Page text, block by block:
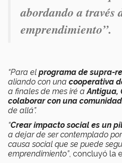
abordando a través
emprendimiento”.
“Para el programa de supra-
aliando con una cooperativa
a finales de mes iré aAntigua,
colaborar con una
de allá”.
“Crear impacto social es un
a dejar de ser contemplado
causa social que se puede
emprendimiento”, concluyó la